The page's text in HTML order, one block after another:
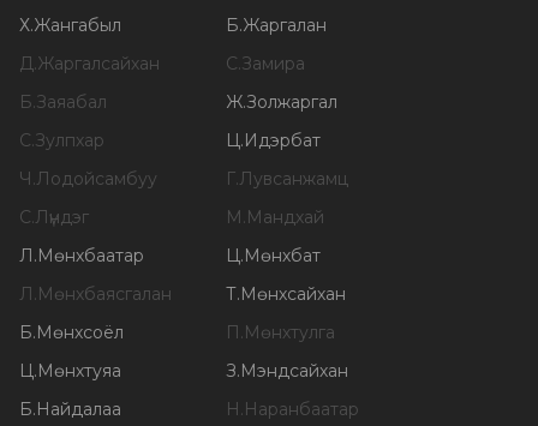
Х.Жангабыл Б.Жаргалан
Д.Жаргалсайхан С.Замира
Б.Заяабал Ж.Золжаргал
С.Зулпхар Ц. Идэрбат
Ч .Лодойсамбуу Г.Лувсанжамц
С.Лүндэг М . Мандхай
Л . Мөнхбаатар Ц. Мөнхбат
Л . Мөнхбаясгалан Т. Мөнхсайхан
Б. Мөнхсоёл П . Мөнхтулга
Ц. Мөнхтуяа З. Мэндсайхан
Б. Найдалаа Н . Наранбаатар